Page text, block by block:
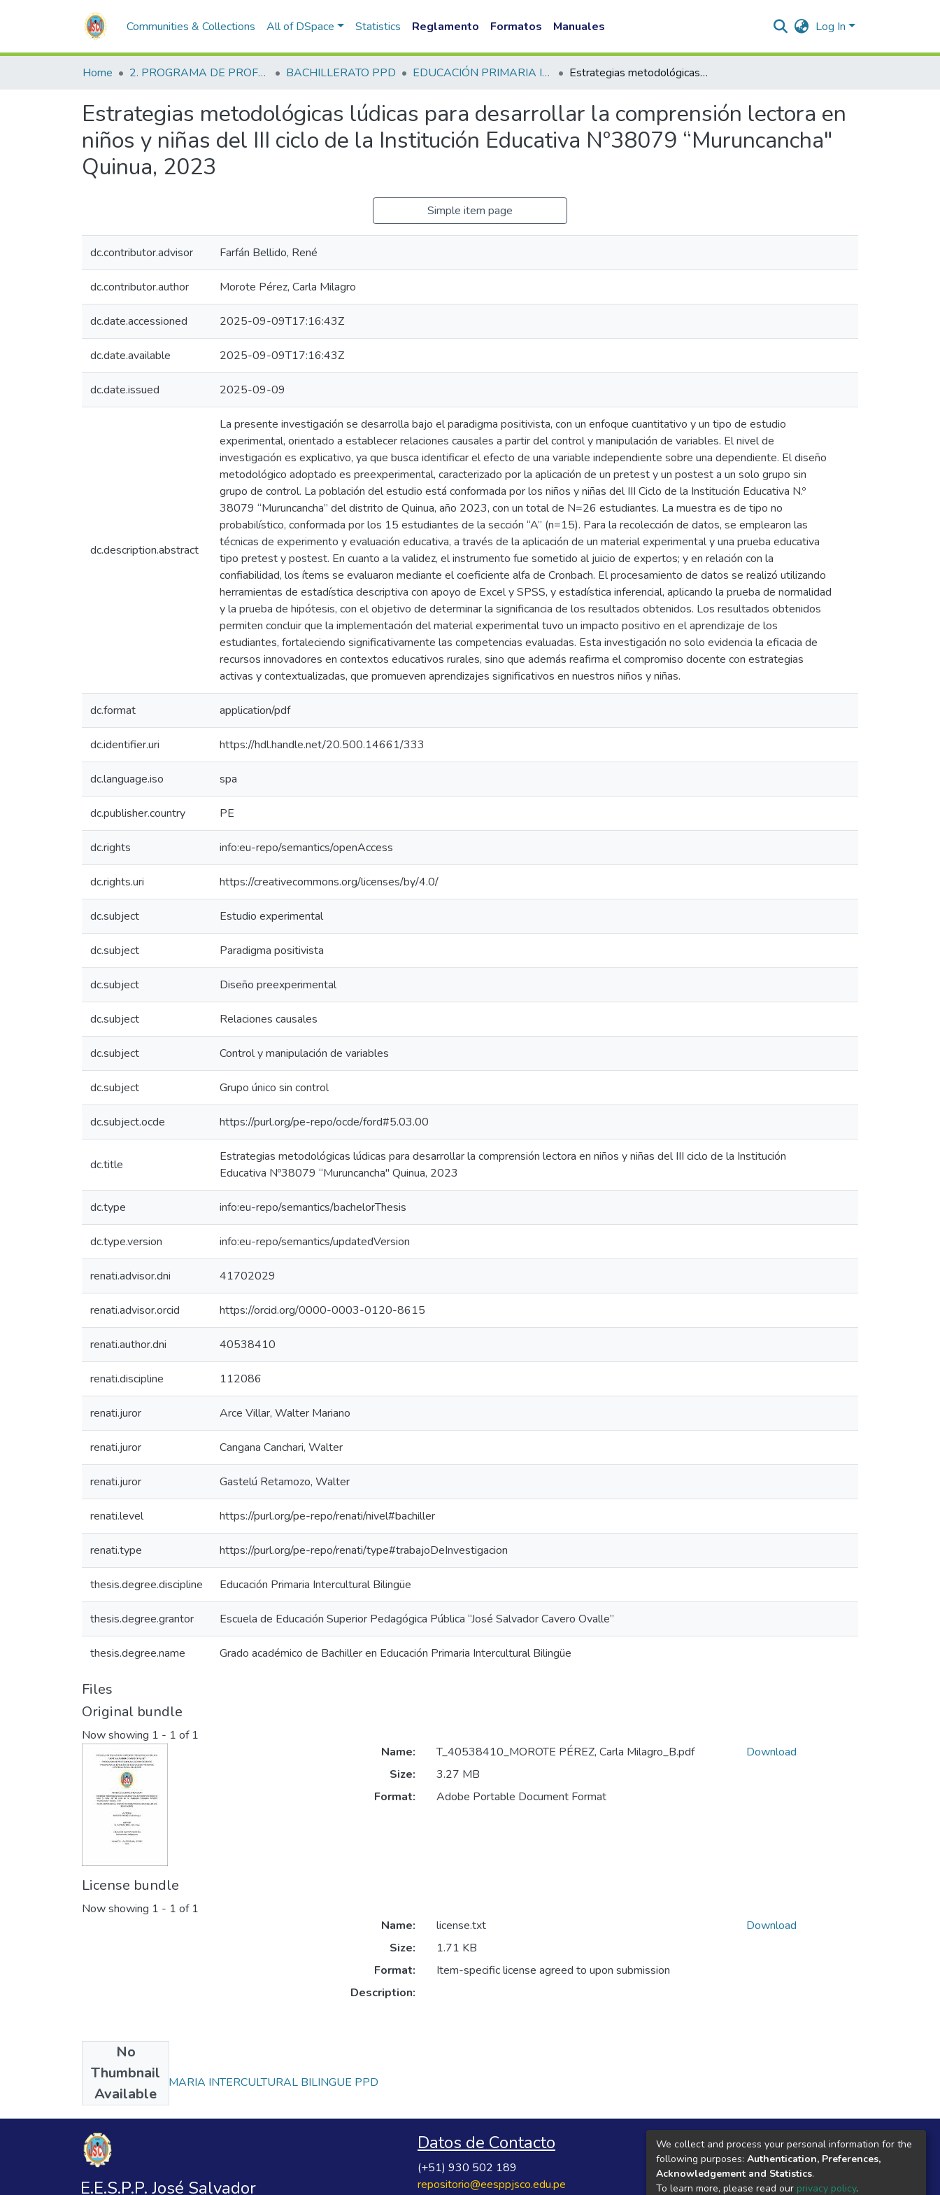
Communities & Collections All of DSpace Statistics Reglamento Formatos Manuales Log In
Home 2. PROGRAMA DE PROFESIONALIZACIÓN DOCENTE BACHILLERATO PPD EDUCACIÓN PRIMARIA INTERCULTURAL BILINGUE PPD Estrategias metodológicas lúdicas para desarrollar la comprensión lectora en niños y niñas del III ciclo de la Institución Educativa Nº38079 “Muruncancha" Quinua, 2023
Estrategias metodológicas lúdicas para desarrollar la comprensión lectora en
niños y niñas del III ciclo de la Institución Educativa Nº38079 “Muruncancha"
Quinua, 2023
Simple item page
dc.contributor.advisor Farfán Bellido, René
dc.contributor.author Morote Pérez, Carla Milagro
dc.date.accessioned 2025-09-09T17:16:43Z
dc.date.available 2025-09-09T17:16:43Z
dc.date.issued 2025-09-09
dc.description.abstract
La presente investigación se desarrolla bajo el paradigma positivista, con un enfoque cuantitativo y un tipo de estudio
experimental, orientado a establecer relaciones causales a partir del control y manipulación de variables. El nivel de
investigación es explicativo, ya que busca identificar el efecto de una variable independiente sobre una dependiente. El diseño
metodológico adoptado es preexperimental, caracterizado por la aplicación de un pretest y un postest a un solo grupo sin
grupo de control. La población del estudio está conformada por los niños y niñas del III Ciclo de la Institución Educativa N.º
38079 “Muruncancha” del distrito de Quinua, año 2023, con un total de N=26 estudiantes. La muestra es de tipo no
probabilístico, conformada por los 15 estudiantes de la sección “A” (n=15). Para la recolección de datos, se emplearon las
técnicas de experimento y evaluación educativa, a través de la aplicación de un material experimental y una prueba educativa
tipo pretest y postest. En cuanto a la validez, el instrumento fue sometido al juicio de expertos; y en relación con la
confiabilidad, los ítems se evaluaron mediante el coeficiente alfa de Cronbach. El procesamiento de datos se realizó utilizando
herramientas de estadística descriptiva con apoyo de Excel y SPSS, y estadística inferencial, aplicando la prueba de normalidad
y la prueba de hipótesis, con el objetivo de determinar la significancia de los resultados obtenidos. Los resultados obtenidos
permiten concluir que la implementación del material experimental tuvo un impacto positivo en el aprendizaje de los
estudiantes, fortaleciendo significativamente las competencias evaluadas. Esta investigación no solo evidencia la eficacia de
recursos innovadores en contextos educativos rurales, sino que además reafirma el compromiso docente con estrategias
activas y contextualizadas, que promueven aprendizajes significativos en nuestros niños y niñas.
dc.format application/pdf
dc.identifier.uri https://hdl.handle.net/20.500.14661/333
dc.language.iso spa
dc.publisher.country PE
dc.rights info:eu-repo/semantics/openAccess
dc.rights.uri https://creativecommons.org/licenses/by/4.0/
dc.subject Estudio experimental
dc.subject Paradigma positivista
dc.subject Diseño preexperimental
dc.subject Relaciones causales
dc.subject Control y manipulación de variables
dc.subject Grupo único sin control
dc.subject.ocde https://purl.org/pe-repo/ocde/ford#5.03.00
dc.title
Estrategias metodológicas lúdicas para desarrollar la comprensión lectora en niños y niñas del III ciclo de la Institución
Educativa Nº38079 “Muruncancha" Quinua, 2023
dc.type info:eu-repo/semantics/bachelorThesis
dc.type.version info:eu-repo/semantics/updatedVersion
renati.advisor.dni 41702029
renati.advisor.orcid https://orcid.org/0000-0003-0120-8615
renati.author.dni 40538410
renati.discipline 112086
renati.juror Arce Villar, Walter Mariano
renati.juror Cangana Canchari, Walter
renati.juror Gastelú Retamozo, Walter
renati.level https://purl.org/pe-repo/renati/nivel#bachiller
renati.type https://purl.org/pe-repo/renati/type#trabajoDeInvestigacion
thesis.degree.discipline Educación Primaria Intercultural Bilingüe
thesis.degree.grantor Escuela de Educación Superior Pedagógica Pública “José Salvador Cavero Ovalle”
thesis.degree.name Grado académico de Bachiller en Educación Primaria Intercultural Bilingüe
Files
Original bundle
Now showing 1 - 1 of 1
Name:
T_40538410_MOROTE PÉREZ, Carla Milagro_B.pdf
Size:
3.27 MB
Format:
Adobe Portable Document Format
Download
License bundle
Now showing 1 - 1 of 1
No
Thumbnail
Available
Name:
license.txt
Size:
1.71 KB
Format:
Item-specific license agreed to upon submission
Description:
Download
Collections
EDUCACIÓN PRIMARIA INTERCULTURAL BILINGUE PPD
E.E.S.P.P. José Salvador
Datos de Contacto
(+51) 930 502 189
repositorio@eesppjsco.edu.pe
Local Central
Jr. Razuhuillca No 624
Huanta - Ayacucho
We collect and process your personal information for the
following purposes: Authentication, Preferences,
Acknowledgement and Statistics.
To learn more, please read our privacy policy.